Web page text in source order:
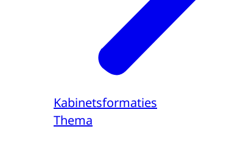
Kabinetsformaties
Thema